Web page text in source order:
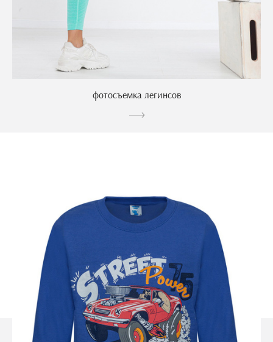
фотосъемка легинсов